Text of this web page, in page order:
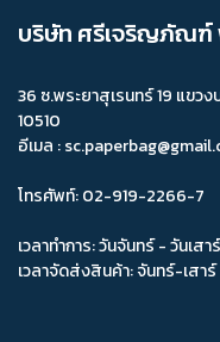
กล่องเค้กหูหิ้วตามสั่ง
รับผลิตกล่องเค้กหูหิ้วทร
ร้านจำหน่ายกล่องเค้กหูหิ้ว
กล่องเค้กหูหิ้ว ราคาถูก
แซนวิชเล็กคราฟท์ลาย
บริษัท ศรีเจริญภัณฑ์
36 ซ.พระยาสุเรนทร์ 19 แขว
10510
อีเมล :
โทรศัพท์: 02-919-2266-7
เวลาทำการ: วันจันทร์ - วันเ
เวลาจัดส่งสินค้า: จันทร์-เสา